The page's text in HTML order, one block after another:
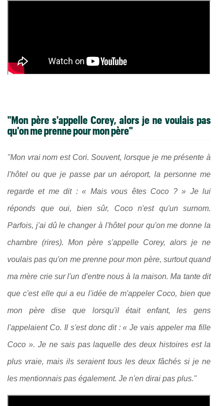
"Mon père s'appelle Corey, alors je ne voulais pas
qu'on me prenne pour mon père"
"Mon vrai nom est Cori. Souvent, lorsque je me présente à
l'hôtel ou que je passe par un aéroport, la personne me
regarde et me dit : « Mais vous êtes Coco ? » Je lui
réponds que oui, bien sûr, Coco n'est qu'un surnom.
Parfois, j'ai dû le changer à l'hôtel pour qu'on me donne la
chambre (rires). Mon père s'appelle Corey, alors je ne
voulais pas qu'on me prenne pour mon père, surtout quand
ma mère crie sur l'un d'entre nous à la maison. Ma tante dit
que c'est elle qui a eu l'idée de m'appeler Coco, bien que
mon père dise que lorsqu'il était enfant, les gens
l'appelaient Co. Il s'est donc dit : « Je vais appeler ma fille
Coco ». Je ne sais pas laquelle des deux histoires est la
plus vraie, mais ils seraient tous les deux fâchés si je ne
les mentionnais pas également. Je n'en dirai pas plus."